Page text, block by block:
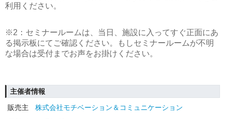
利用ください。
※2：セミナールームは、当日、施設に入ってすぐ正面にあ
る掲示板にてご確認ください。もしセミナールームが不明
な場合は受付までお声をお掛けください。
主催者情報
販売主
株式会社モチベーション＆コミュニケーション